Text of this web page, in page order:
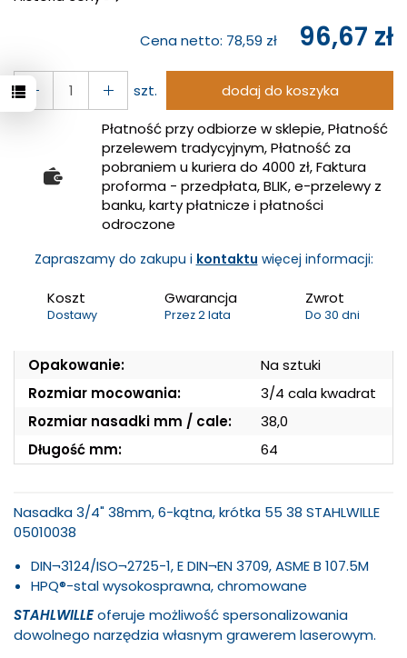
Cena netto: 78,59 zł 96,67 zł
szt.
dodaj do koszyka
Płatność przy odbiorze w sklepie, Płatność
przelewem tradycyjnym, Płatność za
pobraniem u kuriera do 4000 zł, Faktura
proforma - przedpłata, BLIK, e-przelewy z
banku, karty płatnicze i płatności
odroczone
Zapraszamy do zakupu i kontaktu więcej informacji:
Koszt
Dostawy
Gwarancja
Przez 2 lata
Zwrot
Do 30 dni
Opakowanie:
Na sztuki
Rozmiar mocowania:
3/4 cala kwadrat
Rozmiar nasadki mm / cale:
38,0
Długość mm:
64
Nasadka 3/4" 38mm, 6-kątna, krótka 55 38 STAHLWILLE
05010038
DIN¬3124/ISO¬2725-1, E DIN¬EN 3709, ASME B 107.5M
HPQ®-stal wysokosprawna, chromowane
STAHLWILLEoferuje możliwość spersonalizowania
dowolnego narzędzia własnym grawerem laserowym.